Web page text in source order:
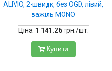
ALIVIO, 2-швидк, без OGD, лівий,
важіль MONO
Ціна: 1 141.26грн./шт.
Купити